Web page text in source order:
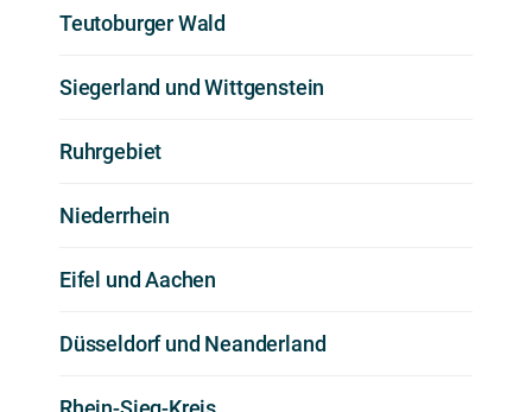
Teutoburger Wald
Siegerland und Wittgenstein
Ruhrgebiet
Niederrhein
Eifel und Aachen
Düsseldorf und Neanderland